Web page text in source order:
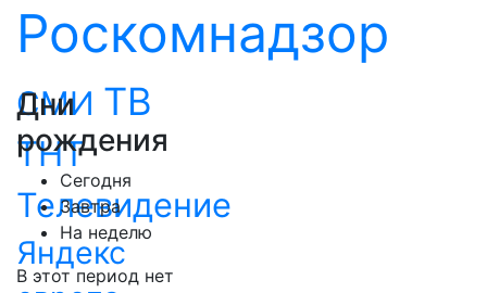
Роскомнадзор
СМИ ТВ
ТНТ
Телевидение
Яндекс
Дни
рождения
Сегодня
Завтра
На неделю
В этот период нет